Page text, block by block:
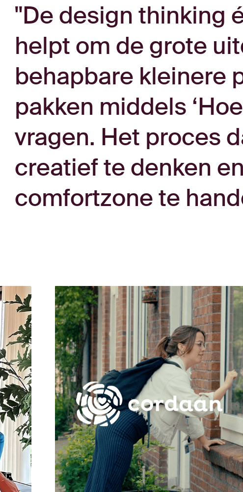
De design thinking
helpt om de grote
behapbare kleinere
pakken middels
vragen. Het proces
creatief te denken
comfortzone te